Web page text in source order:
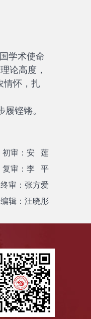
学术使命
论高度，
情怀，扎
铿锵。
初审：安 莲
复审：李 平
终审：张方爱
编辑：汪晓彤